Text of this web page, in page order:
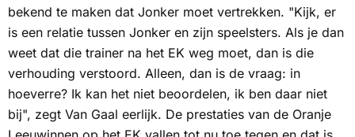
bekend te maken dat Jonker moet vertrekken. "Kijk, er
is een relatie tussen Jonker en zijn speelsters. Als je dan
weet dat die trainer na het EK weg moet, dan is die
verhouding verstoord. Alleen, dan is de vraag: in
hoeverre? Ik kan het niet beoordelen, ik ben daar niet
bij", zegt Van Gaal eerlijk. De prestaties van de Oranje